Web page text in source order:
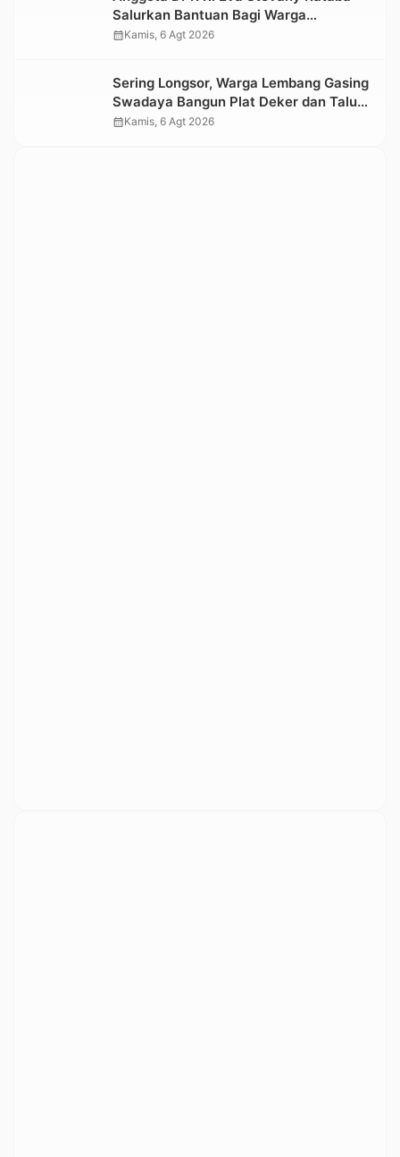
Salurkan Bantuan Bagi Warga
Terdampak Longsor di Buntu Pepasan
calendar_monthKamis, 6 Agt 2026
Sering Longsor, Warga Lembang Gasing
Swadaya Bangun Plat Deker dan Talut
Jalan Penghubung Antar Lembang
calendar_monthKamis, 6 Agt 2026